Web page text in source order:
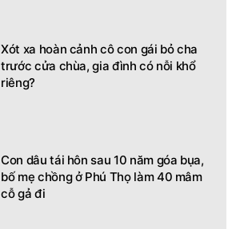
Xót xa hoàn cảnh cô con gái bỏ cha
trước cửa chùa, gia đình có nỗi khổ
riêng?
Con dâu tái hôn sau 10 năm góa bụa,
bố mẹ chồng ở Phú Thọ làm 40 mâm
cỗ gả đi